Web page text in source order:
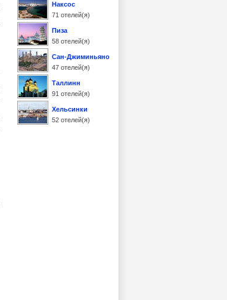
Наксос
71 отелей(я)
Пиза
58 отелей(я)
Сан-Джиминьяно
47 отелей(я)
Таллинн
91 отелей(я)
Хельсинки
52 отелей(я)